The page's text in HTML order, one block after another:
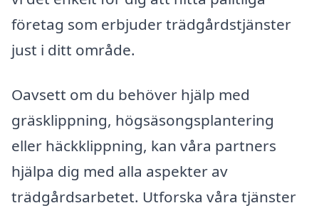
företag som erbjuder trädgårdstjänster
just i ditt område.
Oavsett om du behöver hjälp med
gräsklippning, högsäsongsplantering
eller häckklippning, kan våra partners
hjälpa dig med alla aspekter av
trädgårdsarbetet. Utforska våra tjänster